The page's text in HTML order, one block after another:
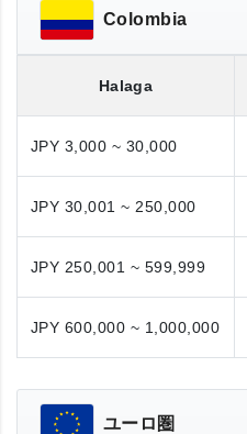
Colombia
Halaga
JPY 3,000 ~ 30,000
JPY 30,001 ~ 250,000
JPY 250,001 ~ 599,999
JPY 600,000 ~ 1,000,000
ユーロ圏